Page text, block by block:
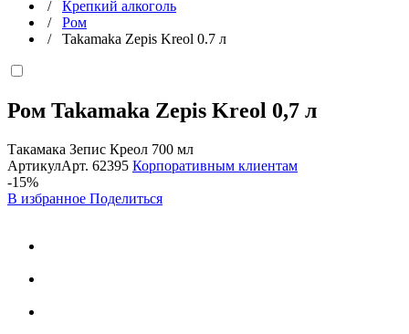
/ Крепкий алкоголь
/ Ром
/ Takamaka Zepis Kreol 0.7 л
Ром Takamaka Zepis Kreol 0,7 л
Такамака Зепис Креол 700 мл
АртикулАрт. 62395 Корпоративным клиентам
-15%
В избранное Поделиться